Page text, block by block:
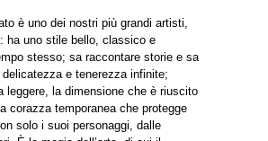
è uno dei nostri più grandi artisti,
ha uno stile bello, classico e
stesso; sa raccontare storie e sa
e tenerezza infinite;
leggere, la dimensione che è riuscito
corazza temporanea che protegge
solo i suoi personaggi, dalle